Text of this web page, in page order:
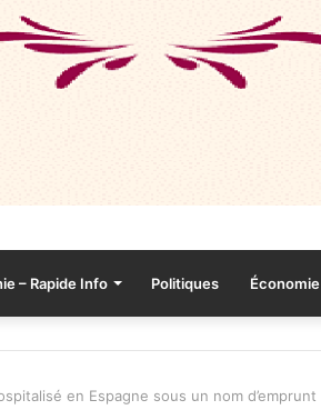
– Rapide Info Politiques Économie
en Espagne sous un nom d’emprunt